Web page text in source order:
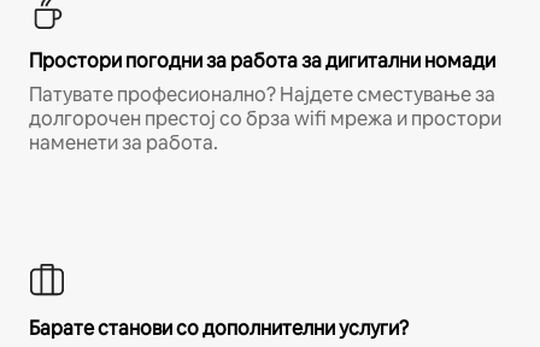
Простори погодни за работа за дигитални номади
Патувате професионално? Најдете сместување за
долгорочен престој со брза wifi мрежа и простори
наменети за работа.
Барате станови со дополнителни услуги?